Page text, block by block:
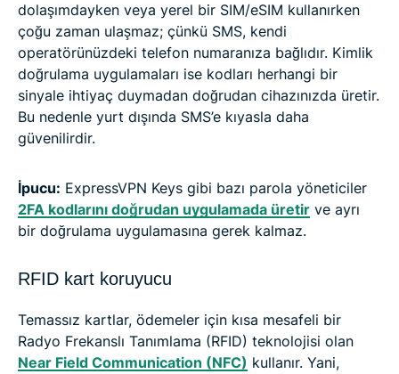
dolaşımdayken veya yerel bir SIM/eSIM kullanırken
çoğu zaman ulaşmaz; çünkü SMS, kendi
operatörünüzdeki telefon numaranıza bağlıdır. Kimlik
doğrulama uygulamaları ise kodları herhangi bir
sinyale ihtiyaç duymadan doğrudan cihazınızda üretir.
Bu nedenle yurt dışında SMS’e kıyasla daha
güvenilirdir.
İpucu: ExpressVPN Keys gibi bazı parola yöneticiler
2FA kodlarını doğrudan uygulamada üretir ve ayrı
bir doğrulama uygulamasına gerek kalmaz.
RFID kart koruyucu
Temassız kartlar, ödemeler için kısa mesafeli bir
Radyo Frekanslı Tanımlama (RFID) teknolojisi olan
Near Field Communication (NFC) kullanır. Yani,